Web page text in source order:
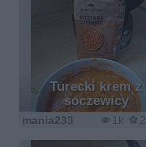
Turecki krem z
soczewicy
1k 2
mania233